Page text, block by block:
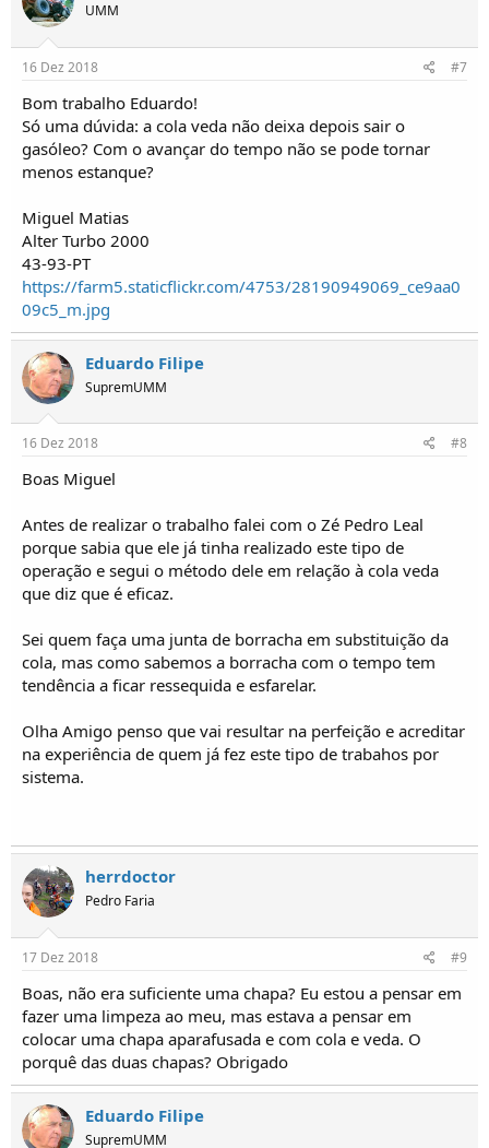
UMM
16 Dez 2018 #7
Bom trabalho Eduardo!
Só uma dúvida: a cola veda não deixa depois sair o
gasóleo? Com o avançar do tempo não se pode tornar
menos estanque?
Miguel Matias
Alter Turbo 2000
43-93-PT
https://farm5.staticflickr.com/4753/28190949069_ce9aa0
09c5_m.jpg
Eduardo Filipe
SupremUMM
16 Dez 2018 #8
Boas Miguel
Antes de realizar o trabalho falei com o Zé Pedro Leal
porque sabia que ele já tinha realizado este tipo de
operação e segui o método dele em relação à cola veda
que diz que é eficaz.
Sei quem faça uma junta de borracha em substituição da
cola, mas como sabemos a borracha com o tempo tem
tendência a ficar ressequida e esfarelar.
Olha Amigo penso que vai resultar na perfeição e acreditar
na experiência de quem já fez este tipo de trabahos por
sistema.
herrdoctor
Pedro Faria
17 Dez 2018 #9
Boas, não era suficiente uma chapa? Eu estou a pensar em
fazer uma limpeza ao meu, mas estava a pensar em
colocar uma chapa aparafusada e com cola e veda. O
porquê das duas chapas? Obrigado
Eduardo Filipe
SupremUMM